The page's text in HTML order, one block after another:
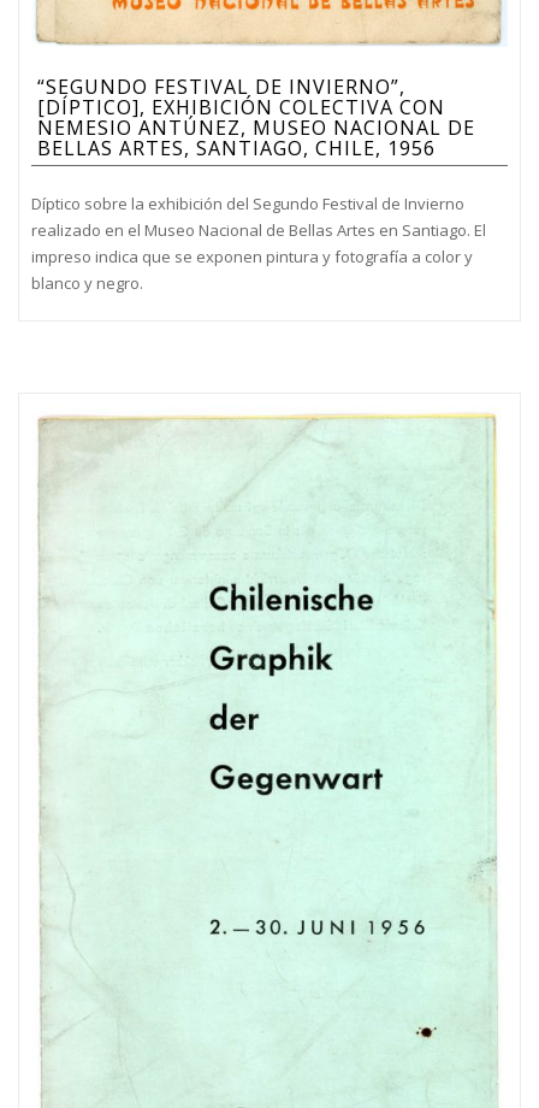
“SEGUNDO FESTIVAL DE INVIERNO”,
[DÍPTICO], EXHIBICIÓN COLECTIVA CON
NEMESIO ANTÚNEZ, MUSEO NACIONAL DE
BELLAS ARTES, SANTIAGO, CHILE, 1956
Díptico sobre la exhibición del Segundo Festival de Invierno
realizado en el Museo Nacional de Bellas Artes en Santiago. El
impreso indica que se exponen pintura y fotografía a color y
blanco y negro.